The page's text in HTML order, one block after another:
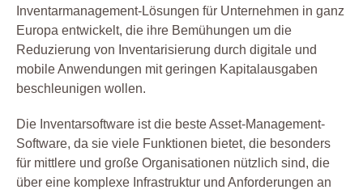
Inventarmanagement-Lösungen für Unternehmen in ganz
Europa entwickelt, die ihre Bemühungen um die
Reduzierung von Inventarisierung durch digitale und
mobile Anwendungen mit geringen Kapitalausgaben
beschleunigen wollen.
Die Inventarsoftware ist die beste Asset-Management-
Software, da sie viele Funktionen bietet, die besonders
für mittlere und große Organisationen nützlich sind, die
über eine komplexe Infrastruktur und Anforderungen an